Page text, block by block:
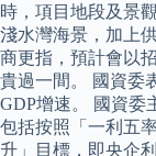
時，項目地段及景
淺水灣海景，加上
商更指，預計會以
貴過一間。 國資委
GDP增速。 國資委
包括按照「一利五
升」目標，即央企